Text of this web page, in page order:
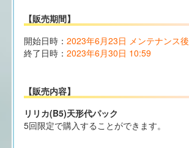
【販売期間】
開始日時： 2023年6月23日 メンテナンス後
終了日時： 2023年6月30日 10:59
【販売内容】
リリカ(B5)天形代パック
5回限定で購入することができます。